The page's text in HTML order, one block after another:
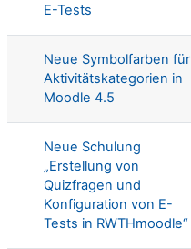
E-Tests
Neue Symbolfarben für
Aktivitätskategorien in
Moodle 4.5
Neue Schulung
„Erstellung von
Quizfragen und
Konfiguration von E-
Tests in RWTHmoodle“